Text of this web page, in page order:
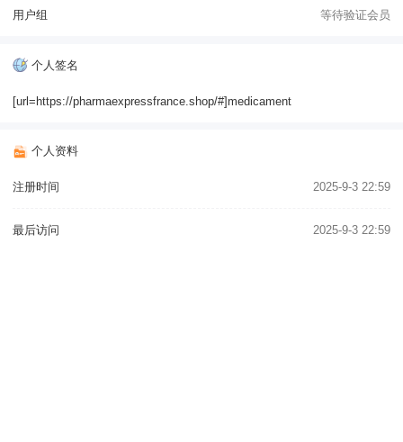
用户组 等待验证会员
个人签名
[url=https://pharmaexpressfrance.shop/#]medicament
个人资料
注册时间 2025-9-3 22:59
最后访问 2025-9-3 22:59